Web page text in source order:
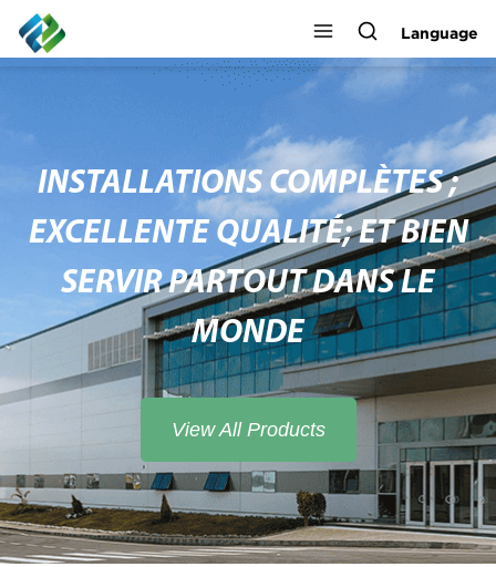
Language
INSTALLATIONS COMPLÈTES ;
EXCELLENTE QUALITÉ; ET BIEN
SERVIR PARTOUT DANS LE
MONDE
View All Products